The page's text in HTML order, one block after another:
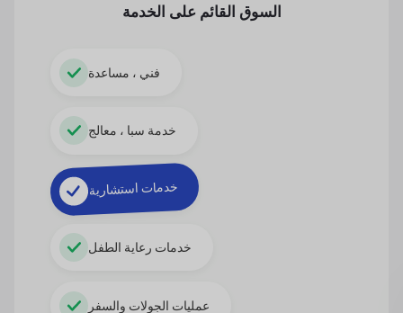
السوق القائم على الخدمة
فني ، مساعدة
خدمة سبا ، معالج
خدمات استشارية
خدمات رعاية الطفل
عمليات الجولات والسفر